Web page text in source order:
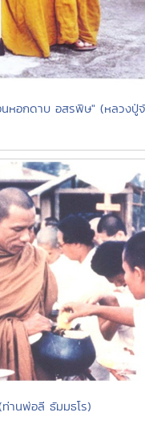
หอกดาบ อสรพิษ" (หลวงปู่
านพ่อลี ธัมมธโร)